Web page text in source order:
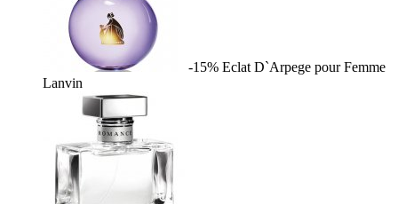
-15% Eclat D`Arpege pour Femme
Lanvin